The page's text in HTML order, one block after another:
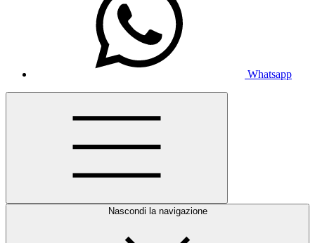
Whatsapp
Nascondi la navigazione